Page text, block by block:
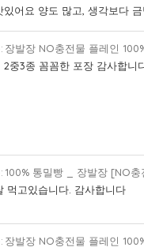
있어요 양도 많고, 생각보다 금
장발장 NO충전물 플레인
2중3종 꼼꼼한 포장 감사합니
100% 통밀빵 _ 장발장 [NO
먹고있습니다. 감사합니다
장발장 NO충전물 플레인